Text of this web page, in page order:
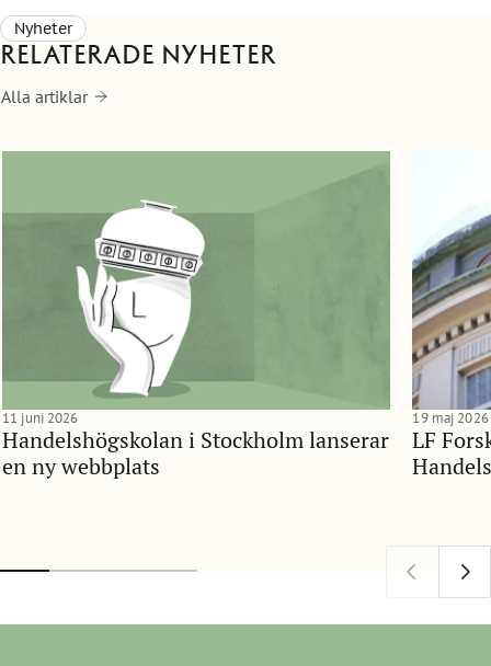
Nyheter
Relaterade nyheter
Alla artiklar
Handelshögskolan i Stockholm lanserar
en ny webbplats
11 juni 2026
LF
19 maj 2026